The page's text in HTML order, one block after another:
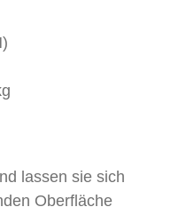
lassen sie sich
Oberfläche